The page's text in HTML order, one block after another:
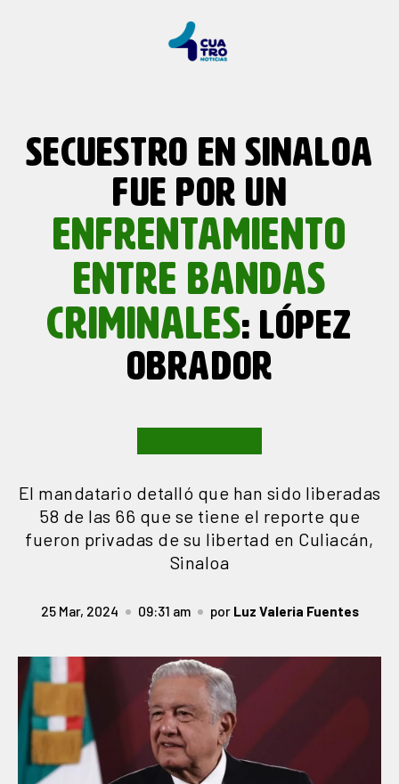
SECUESTRO EN SINALOA
FUE POR UN
ENFRENTAMIENTO
ENTRE BANDAS
CRIMINALES: LÓPEZ
OBRADOR
El mandatario detalló que han sido liberadas
58 de las 66 que se tiene el reporte que
fueron privadas de su libertad en Culiacán,
Sinaloa
25 Mar, 2024 09:31 am por Luz Valeria Fuentes